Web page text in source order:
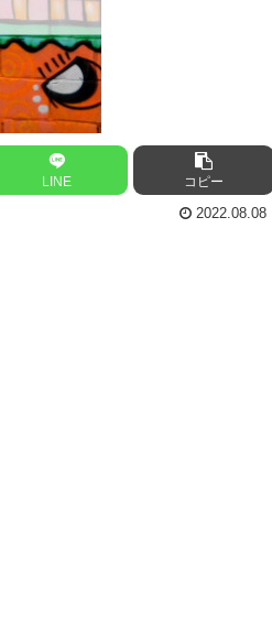
LINE コピー
2022.08.08